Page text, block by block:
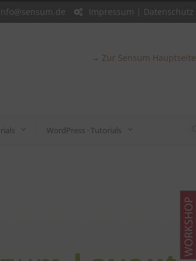
Impressum Datenschutz
→ Zur Sensum Hauptseite
WordPress · Tutorials